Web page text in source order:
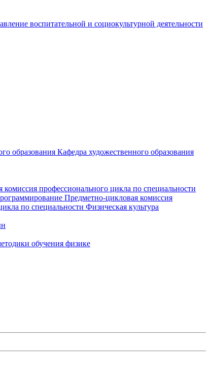
воспитательной и социокультурной деятельности
образования Кафедра художественного образования
профессионального цикла по специальности
Предметно-цикловая комиссия
по специальности Физическая культура
обучения физике